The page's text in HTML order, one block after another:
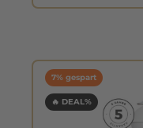
7% gespart
🔥 DEAL%